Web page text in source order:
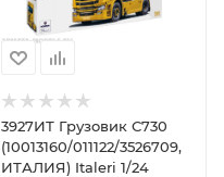
3927ИТ Грузовик С730
(10013160/011122/3526709,
ИТАЛИЯ) Italeri 1/24